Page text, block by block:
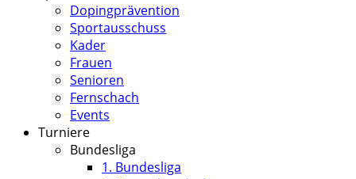
Dopingprävention
Sportausschuss
Kader
Frauen
Senioren
Fernschach
Events
Turniere
Bundesliga
1. Bundesliga